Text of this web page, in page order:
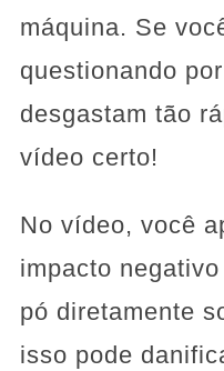
máquina. Se
questionando
desgastam tão
vídeo certo!
No vídeo, você
impacto
pó diretamente
isso pode